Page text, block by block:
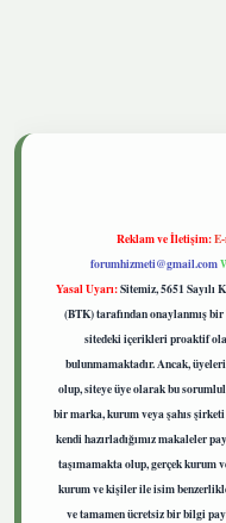
Reklam ve İletişim:
forumhizmeti@gmail.com
Yasal Uyarı:Sitemiz, 5651
(BTK) tarafından onaylanmış bir
sitedeki içerikleri proaktif
bulunmamaktadır. Ancak,
olup, siteye üye olarak bu
bir marka, kurum veya şahıs
kendi hazırladığımız makaleler
taşımamakta olup, gerçek kurum
kurum ve kişiler ile isim
ve tamamen ücretsiz bir bilgi